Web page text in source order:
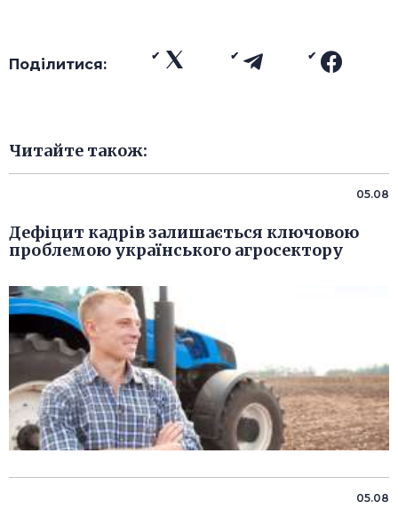
Поділитися:
Читайте також:
05.08
Дефіцит кадрів залишається ключовою
проблемою українського агросектору
05.08